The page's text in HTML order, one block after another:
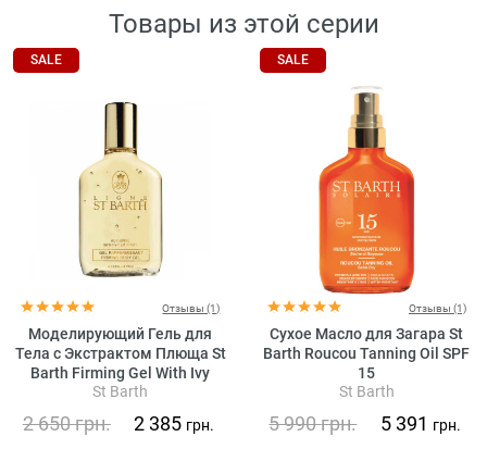
Товары из этой серии
SALE
Отзывы (1)
Моделирующий Гель для
Тела с Экстрактом Плюща St
Barth Firming Gel With Ivy
Extract
St Barth
2 650грн. 2 385 грн.
SALE
Отзывы (1)
Сухое Масло для Загара St
Barth Roucou Tanning Oil SPF
15
St Barth
5 990грн. 5 391 грн.